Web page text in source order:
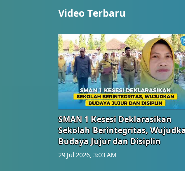
Video Terbaru
SMAN 1 Kesesi Deklarasikan
Sekolah Berintegritas,
Budaya Jujur dan Disiplin
29 Jul 2026, 3:03 AM